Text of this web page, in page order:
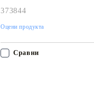
373844
Оцени продукта
Сравни